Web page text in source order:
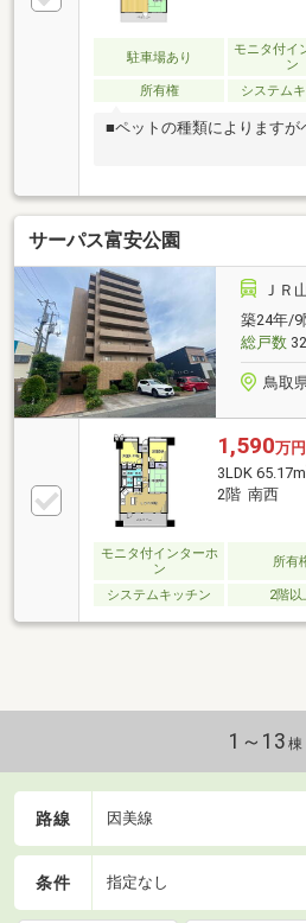
駐車場あり
モニタ付イ
ン
所有権 システム
■ペットの種類によりますが
サーパス富安公園
ＪＲ
築24年/9
総戸数
鳥取
1,590万円
3LDK 65.17m
2階 南西
モニタ付インターホ
ン
所有
システムキッチン 2階以
1～13 棟
路線 因美線
条件 指定なし